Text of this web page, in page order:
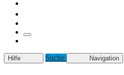
Hilfe Suche Navigation